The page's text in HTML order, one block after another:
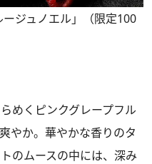
ジュノエル」（限定100
めくピンクグレープフル
やか。華やかな香りのタ
のムースの中には、深み